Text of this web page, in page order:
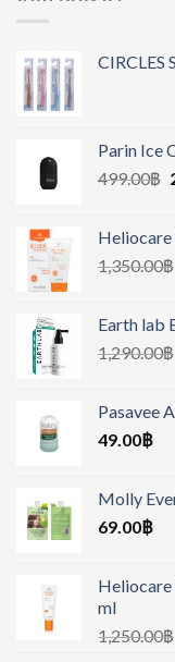
CIRCLES
Parin Ice
499.00฿
Heliocare
1,350.00฿
Earth lab
1,290.00฿
Pasavee
49.00฿
Molly
69.00฿
Heliocare
ml
1,250.00฿